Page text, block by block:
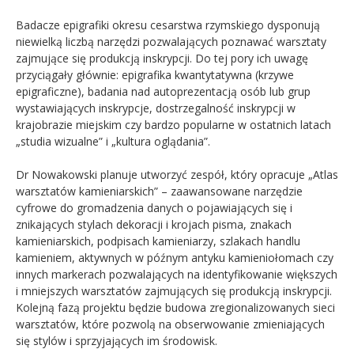
Badacze epigrafiki okresu cesarstwa rzymskiego dysponują
niewielką liczbą narzędzi pozwalających poznawać warsztaty
zajmujące się produkcją inskrypcji. Do tej pory ich uwagę
przyciągały głównie: epigrafika kwantytatywna (krzywe
epigraficzne), badania nad autoprezentacją osób lub grup
wystawiających inskrypcje, dostrzegalność inskrypcji w
krajobrazie miejskim czy bardzo popularne w ostatnich latach
„studia wizualne” i „kultura oglądania”.
Dr Nowakowski planuje utworzyć zespół, który opracuje „Atlas
warsztatów kamieniarskich” – zaawansowane narzędzie
cyfrowe do gromadzenia danych o pojawiających się i
znikających stylach dekoracji i krojach pisma, znakach
kamieniarskich, podpisach kamieniarzy, szlakach handlu
kamieniem, aktywnych w późnym antyku kamieniołomach czy
innych markerach pozwalających na identyfikowanie większych
i mniejszych warsztatów zajmujących się produkcją inskrypcji.
Kolejną fazą projektu będzie budowa zregionalizowanych sieci
warsztatów, które pozwolą na obserwowanie zmieniających
się stylów i sprzyjających im środowisk.